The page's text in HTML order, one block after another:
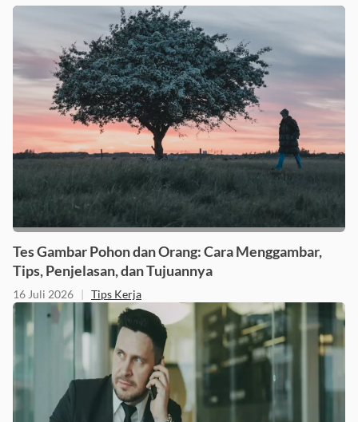
Tes Gambar Pohon dan Orang: Cara Menggambar,
Tips, Penjelasan, dan Tujuannya
16 Juli 2026 | Tips Kerja